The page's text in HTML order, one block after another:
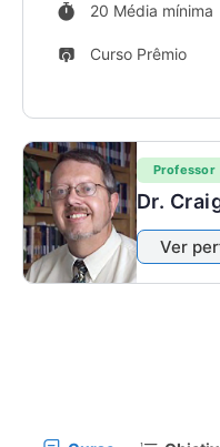
20 Média mínima
Curso Prêmio
Professor
Dr.
Ver